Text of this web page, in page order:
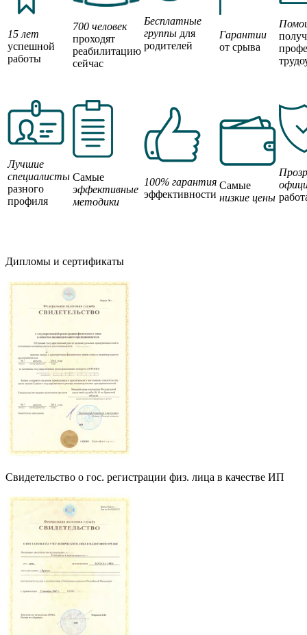
15 лет
успешной
работы
700 человек
проходят
реабилитацию
сейчас
Бесплатные
группы для
родителей
Гарантии
от срыва
Лучшие
специалисты
разного
профиля
Самые
эффективные
методики
100% гарантия
эффективности
Самые
низкие цены
Дипломы и сертификаты
Свидетельство о гос. регистрации физ. лица в качестве ИП